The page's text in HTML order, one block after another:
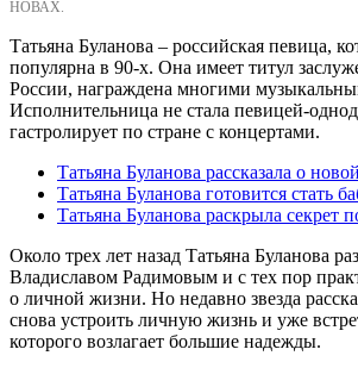
НОВАХ.
Татьяна Буланова – российская певица,
популярна в 90-х. Она имеет титул
России, награждена многими
Исполнительница не стала певицей-
гастролирует по стране с концертами.
Татьяна Буланова рассказала о
Татьяна Буланова готовится стать
Татьяна Буланова раскрыла секрет
Около трех лет назад Татьяна Буланова
Владиславом Радимовым и с тех пор
о личной жизни. Но недавно звезда
снова устроить личную жизнь и уже
которого возлагает большие надежды.